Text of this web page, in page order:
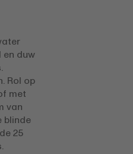
duw
Rol op
met
van
blinde
25